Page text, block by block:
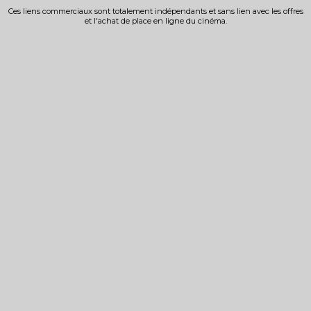
Ces liens commerciaux sont totalement indépendants et sans lien avec les offres
et l'achat de place en ligne du cinéma.